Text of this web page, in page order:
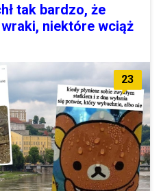
tak bardzo, że
wraki, niektóre wciąż
23